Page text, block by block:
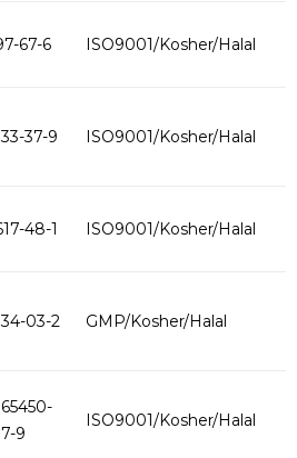
67-6 ISO9001/Kosher/Halal
37-9 ISO9001/Kosher/Halal
48-1 ISO9001/Kosher/Halal
03-2 GMP/Kosher/Halal
9
ISO9001/Kosher/Halal